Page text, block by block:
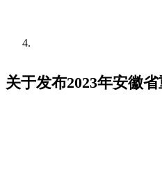
关于发布2023年安徽